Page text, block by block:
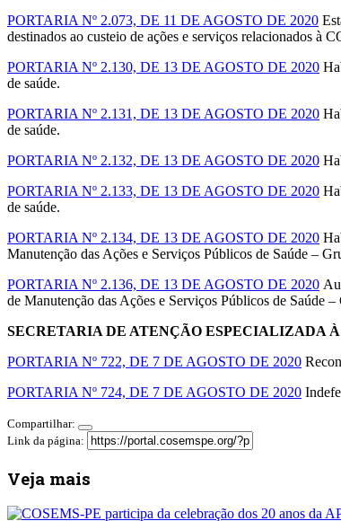
PORTARIA Nº 2.073, DE 11 DE AGOSTO DE 2020
destinados ao custeio de ações e serviços relacionados à
PORTARIA Nº 2.130, DE 13 DE AGOSTO DE 2020
de saúde.
PORTARIA Nº 2.131, DE 13 DE AGOSTO DE 2020
de saúde.
PORTARIA Nº 2.132, DE 13 DE AGOSTO DE 2020
PORTARIA Nº 2.133, DE 13 DE AGOSTO DE 2020
de saúde.
PORTARIA Nº 2.134, DE 13 DE AGOSTO DE 2020
Manutenção das Ações e Serviços Públicos de Saúde –
PORTARIA Nº 2.136, DE 13 DE AGOSTO DE 2020
de Manutenção das Ações e Serviços Públicos de
SECRETARIA DE ATENÇÃO ESPECIALIZADA
PORTARIA Nº 722, DE 7 DE AGOSTO DE 2020
PORTARIA Nº 724, DE 7 DE AGOSTO DE 2020
Compartilhar:
Link da página:
Veja mais